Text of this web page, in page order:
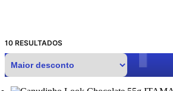
10 RESULTADOS